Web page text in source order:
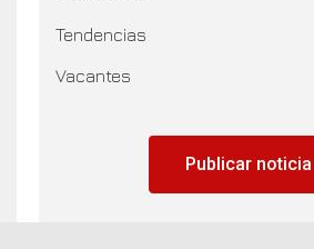
Tendencias
Vacantes
Publicar noticia